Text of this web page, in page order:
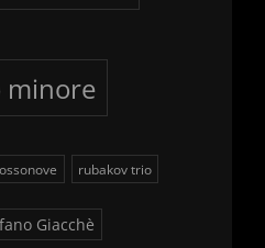
minore
rubakov trio
Giacchè